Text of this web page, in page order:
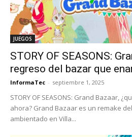
JUEGOS
STORY OF SEASONS:
regreso del bazar que
InformaTec - septiembre 1, 2025
STORY OF SEASONS: Grand Bazaar,
ahora? Grand Bazaar es un remake
ambientado en Villa...